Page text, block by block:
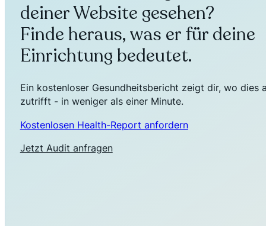
deiner Website gesehen?
Finde heraus, was er für deine
Einrichtung bedeutet.
Ein kostenloser Gesundheitsbericht zeigt dir, wo dies
zutrifft - in weniger als einer Minute.
Kostenlosen Health-Report anfordern
Jetzt Audit anfragen